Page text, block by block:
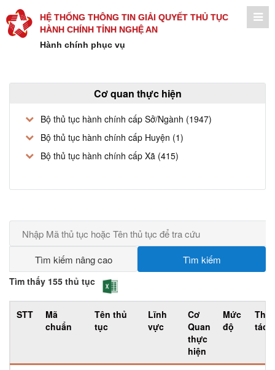
HỆ THỐNG THÔNG TIN GIẢI QUYẾT THỦ TỤC
HÀNH CHÍNH TỈNH NGHỆ AN
Hành chính phục vụ
Cơ quan thực hiện
Bộ thủ tục hành chính cấp Sở/Ngành (1947)
Bộ thủ tục hành chính cấp Huyện (1)
Bộ thủ tục hành chính cấp Xã (415)
Tìm kiếm nâng cao Tìm kiếm
Tìm thấy 155 thủ tục
STT
Mã
chuẩn
Tên thủ
tục
Lĩnh
vực
Cơ
Quan
thực
hiện
Mức
độ
tác